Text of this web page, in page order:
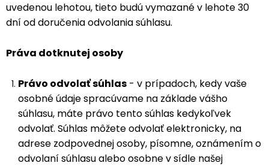
uvedenou lehotou, tieto budú vymazané v lehote 30
dní od doručenia odvolania súhlasu.
Práva dotknutej osoby
Právo odvolať súhlas - v prípadoch, kedy vaše
osobné údaje spracúvame na základe vášho
súhlasu, máte právo tento súhlas kedykoľvek
odvolať. Súhlas môžete odvolať elektronicky, na
adrese zodpovednej osoby, písomne, oznámením o
odvolaní súhlasu alebo osobne v sídle našej